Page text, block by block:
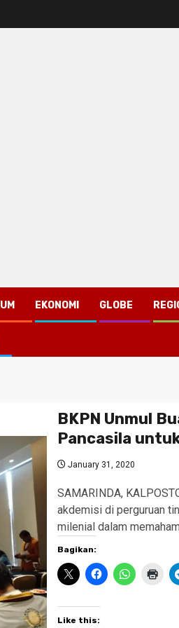
EKONOMI GLOBE
BKPN Unmul
Pancasila
January 31, 2020
SAMARINDA,
akdemisi di perguruan
milenial dalam
Bagikan:
Like this: